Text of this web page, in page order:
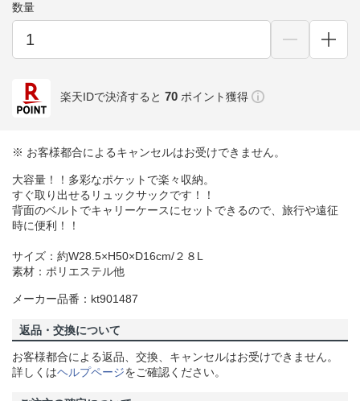
数量
楽天IDで決済すると 70 ポイント獲得
※ お客様都合によるキャンセルはお受けできません。
大容量！！多彩なポケットで楽々収納。
すぐ取り出せるリュックサックです！！
背面のベルトでキャリーケースにセットできるので、旅行や遠征
時に便利！！
サイズ：約W28.5×H50×D16cm/２８L
素材：ポリエステル他
メーカー品番：kt901487
返品・交換について
お客様都合による返品、交換、キャンセルはお受けできません。
詳しくはヘルプページをご確認ください。